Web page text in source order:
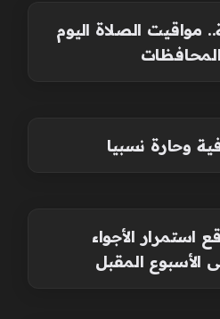
مواقيت الصلاة اليوم
وحارة نسبيا
استمرار الأجواء
الأسبوع المقبل